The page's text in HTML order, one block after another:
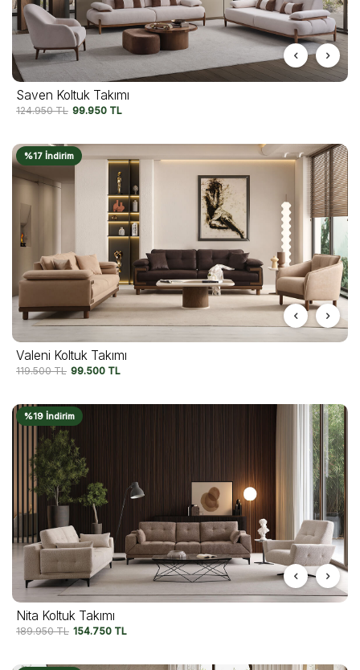
Saven Koltuk Takımı
124.950TL 99.950 TL
%17 İndirim
Valeni Koltuk Takımı
119.500TL 99.500 TL
%19 İndirim
Nita Koltuk Takımı
189.950TL 154.750 TL